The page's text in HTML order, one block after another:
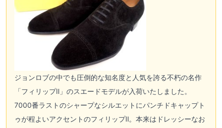
ジョンロブの中でも圧倒的な知名度と人気を誇る不朽の名作
「フィリップⅡ」のスエードモデルが入荷いたしました。
7000番ラストのシャープなシルエットにパンチドキャップト
ゥが程よいアクセントのフィリップⅡ。本来はドレッシーなお